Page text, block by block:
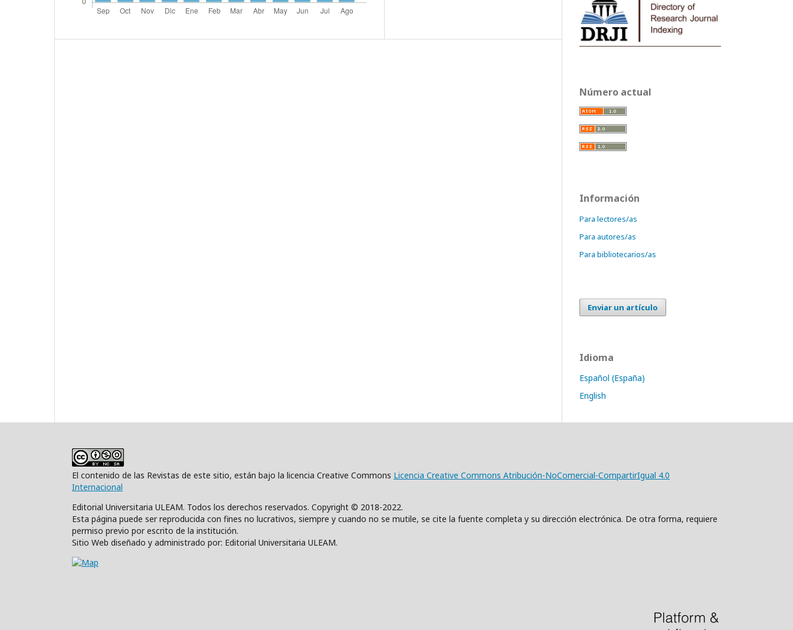
Número actual
Información
Para lectores/as
Para autores/as
Para bibliotecarios/as
Enviar un artículo
Idioma
Español (España)
English
El contenido de las Revistas de este sitio, están bajo la licencia Creative Commons Licencia Creative Commons Atribución-NoComercial-CompartirIgual 4.0
Internacional
Editorial Universitaria ULEAM. Todos los derechos reservados. Copyright © 2018-2022.
Esta página puede ser reproducida con fines no lucrativos, siempre y cuando no se mutile, se cite la fuente completa y su dirección electrónica. De otra forma, requiere
permiso previo por escrito de la institución.
Sitio Web diseñado y administrado por: Editorial Universitaria ULEAM.